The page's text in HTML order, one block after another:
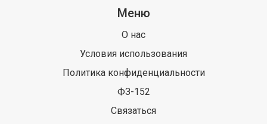
Меню
О нас
Условия использования
Политика конфиденциальности
ФЗ-152
Связаться